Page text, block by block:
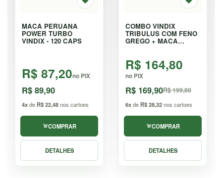
MACA PERUANA
POWER TURBO
VINDIX - 120 CAPS
R$ 87,20no PIX
R$ 89,90
4xde R$ 22,48nos cartoes
COMPRAR
DETALHES
COMBO VINDIX
TRIBULUS COM FENO
GREGO + MACA
R$ 164,80
no PIX
R$ 169,90R$ 199,80
6xde R$ 28,32nos cartoes
COMPRAR
DETALHES